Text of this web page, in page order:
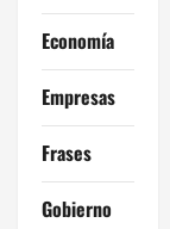
Economía
Empresas
Frases
Gobierno